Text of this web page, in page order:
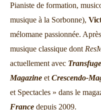
Pianiste de formation,
musique à la Sorbonne),
mélomane passionnée.
musique classique dont
actuellement avec
Magazine et Crescendo-
et Spectacles » dans le
France depuis 2009.